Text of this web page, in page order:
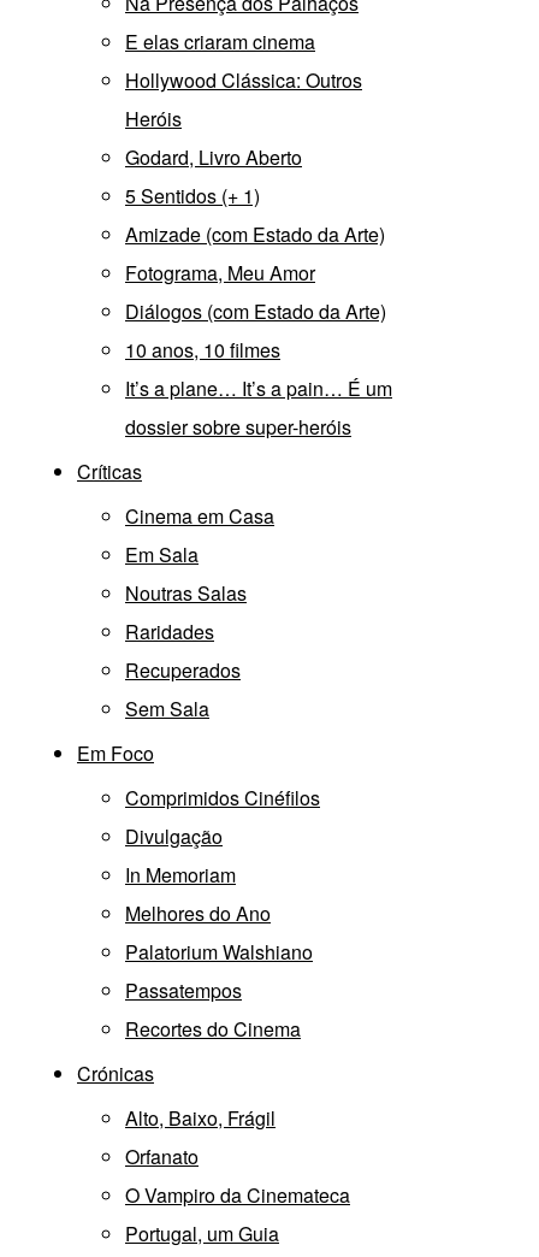
E elas criaram cinema
Hollywood Clássica: Outros
Heróis
Godard, Livro Aberto
5 Sentidos (+ 1)
Amizade (com Estado da Arte)
Fotograma, Meu Amor
Diálogos (com Estado da Arte)
10 anos, 10 filmes
It’s a plane… It’s a pain… É um
dossier sobre super-heróis
Críticas
Cinema em Casa
Em Sala
Noutras Salas
Raridades
Recuperados
Sem Sala
Em Foco
Comprimidos Cinéfilos
Divulgação
In Memoriam
Melhores do Ano
Palatorium Walshiano
Passatempos
Recortes do Cinema
Crónicas
Alto, Baixo, Frágil
Orfanato
O Vampiro da Cinemateca
Portugal, um Guia